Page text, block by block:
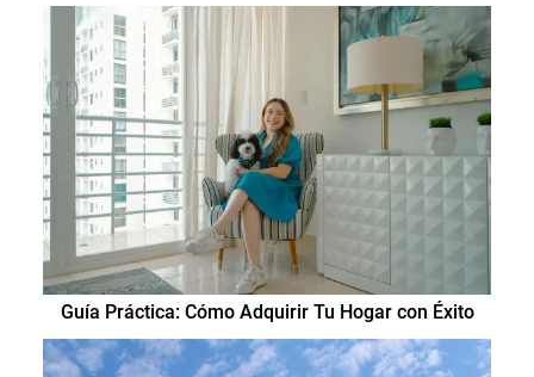
Guía Práctica: Cómo Adquirir Tu Hogar con Éxito